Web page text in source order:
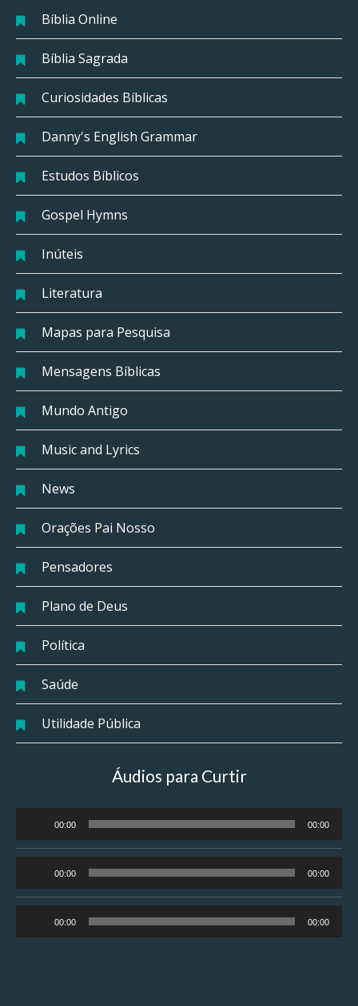
Bíblia Online
Bíblia Sagrada
Curiosidades Bíblicas
Danny's English Grammar
Estudos Bíblicos
Gospel Hymns
Inúteis
Literatura
Mapas para Pesquisa
Mensagens Bíblicas
Mundo Antigo
Music and Lyrics
News
Orações Pai Nosso
Pensadores
Plano de Deus
Política
Saúde
Utilidade Pública
Áudios para Curtir
de
áudio
00:00 00:00
de
áudio
00:00 00:00
de
00:00 00:00